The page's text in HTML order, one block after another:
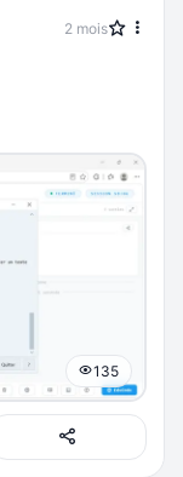
2 mois
135